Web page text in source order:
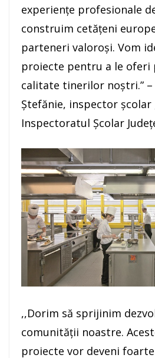
experiențe profesionale
construim cetățeni
parteneri valoroși. Vom
proiecte pentru a le oferi
calitate tinerilor noștri.”
Ștefănie, inspector școlar
Inspectoratul Școlar
,,Dorim să sprijinim
comunității noastre.
proiecte vor deveni